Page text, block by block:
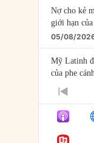
Nợ cho kẻ
giới hạn
05/08/
Mỹ Latinh
của phe
04/08/2026
Tại sao
Ngoại
04/08/2026